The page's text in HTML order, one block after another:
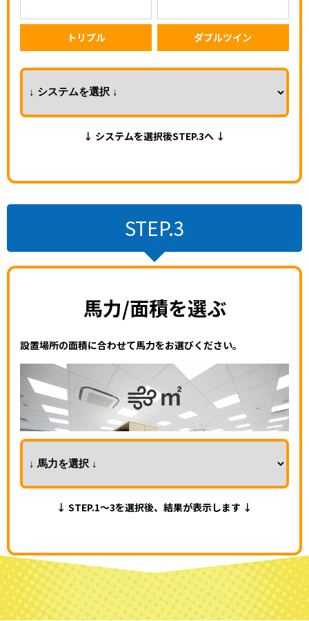
トリプル ダブルツイン
↓ システムを選択後STEP.3へ ↓
STEP.3
馬力/面積を選ぶ
設置場所の面積に合わせて馬力をお選びください。
↓ STEP.1～3を選択後、結果が表示します ↓